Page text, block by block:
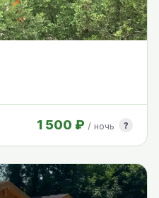
1 500 ₽ / ночь ?